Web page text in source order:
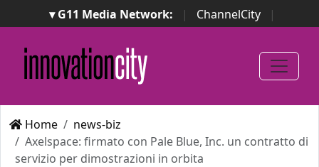
▾ G11 Media Network: | ChannelCity
|
ImpresaCity | SecurityOpenLab | Italian Channel
Awards
Italian Project Awards
Italian Security
Awards
Home
news-biz
Axelspace: firmato con Pale Blue, Inc. un contratto di
servizio per dimostrazioni in orbita